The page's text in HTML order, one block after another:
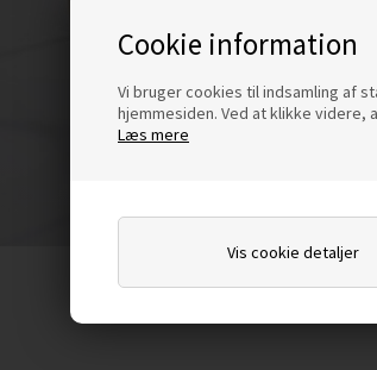
Cookie information
Vi bruger cookies til indsamling af
hjemmesiden. Ved at klikke videre,
Læs mere
Vis cookie detaljer